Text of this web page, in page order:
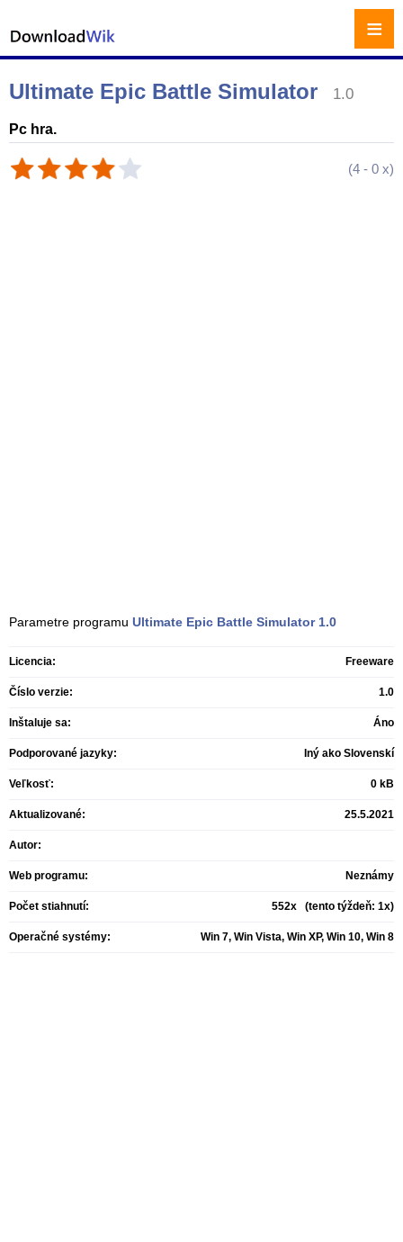
Ultimate Epic Battle Simulator 1.0
Pc hra.
(4 - 0 x)
Parametre programu Ultimate Epic Battle Simulator 1.0
Licencia: Freeware
Číslo verzie: 1.0
Inštaluje sa: Áno
Podporované jazyky: Iný ako Slovenskí
Veľkosť: 0 kB
Aktualizované: 25.5.2021
Autor:
Web programu: Neznámy
Počet stiahnutí: 552x (tento týždeň: 1x)
Operačné systémy: Win 7, Win Vista, Win XP, Win 10, Win 8
≡